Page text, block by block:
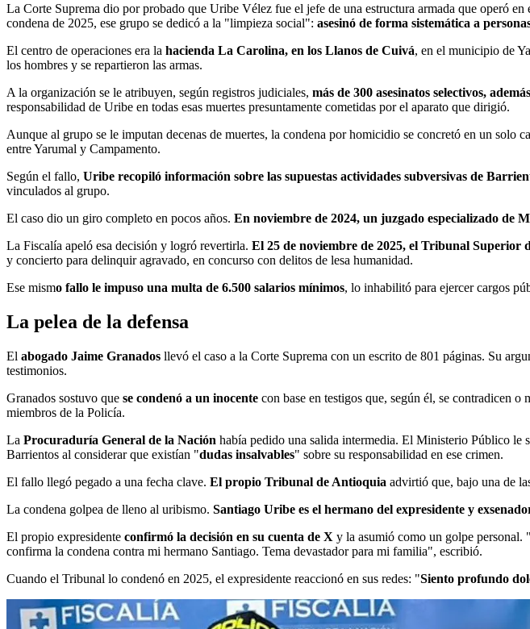
La Corte Suprema dio por probado que Uribe Vélez fue el jefe de una estructura armada que operó
condena de 2025, ese grupo se dedicó a la "limpieza social": asesinó de forma sistemática a
El centro de operaciones era la hacienda La Carolina, en los Llanos de Cuivá, en el municipio de
los hombres y se repartieron las armas.
A la organización se le atribuyen, según registros judiciales, más de 300 asesinatos selectivos,
responsabilidad de Uribe en todas esas muertes presuntamente cometidas por el aparato que dirigió.
Aunque al grupo se le imputan decenas de muertes, la condena por homicidio se concretó en un solo
entre Yarumal y Campamento.
Según el fallo, Uribe recopiló información sobre las supuestas actividades subversivas de
vinculados al grupo.
El caso dio un giro completo en pocos años. En noviembre de 2024, un juzgado especializado de
La Fiscalía apeló esa decisión y logró revertirla. El 25 de noviembre de 2025, el Tribunal Superior
y concierto para delinquir agravado, en concurso con delitos de lesa humanidad.
Ese mismo fallo le impuso una multa de 6.500 salarios mínimos, lo inhabilitó para ejercer cargos
La pelea de la defensa
El abogado Jaime Granados llevó el caso a la Corte Suprema con un escrito de 801 páginas. Su
testimonios.
Granados sostuvo que se condenó a un inocente con base en testigos que, según él, se contradicen
miembros de la Policía.
La Procuraduría General de la Nación había pedido una salida intermedia. El Ministerio Público
Barrientos al considerar que existían "dudas insalvables" sobre su responsabilidad en ese crimen.
El fallo llegó pegado a una fecha clave. El propio Tribunal de Antioquia advirtió que, bajo una de
La condena golpea de lleno al uribismo. Santiago Uribe es el hermano del expresidente y
El propio expresidente confirmó la decisión en su cuenta de X y la asumió como un golpe personal.
confirma la condena contra mi hermano Santiago. Tema devastador para mi familia", escribió.
Cuando el Tribunal lo condenó en 2025, el expresidente reaccionó en sus redes: "Siento profundo